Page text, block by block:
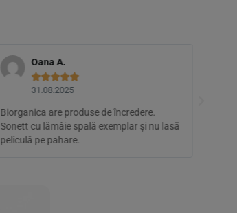
Oana A.

31.08.2025
Biorganica are produse de încredere.
Sonett cu lămâie spală exemplar și nu lasă
peliculă pe pahare.